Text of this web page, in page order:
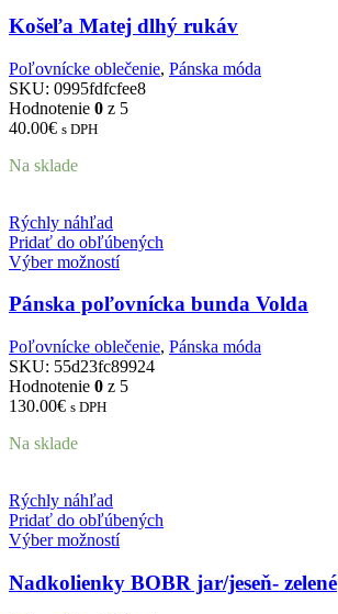
Košeľa Matej dlhý rukáv
Poľovnícke oblečenie, Pánska móda
SKU: 0995fdfcfee8
Hodnotenie 0 z 5
40.00€ s DPH
Na sklade
Rýchly náhľad
Pridať do obľúbených
Výber možností
Pánska poľovnícka bunda Volda
Poľovnícke oblečenie, Pánska móda
SKU: 55d23fc89924
Hodnotenie 0 z 5
130.00€ s DPH
Na sklade
Rýchly náhľad
Pridať do obľúbených
Výber možností
Nadkolienky BOBR jar/jeseň- zelené